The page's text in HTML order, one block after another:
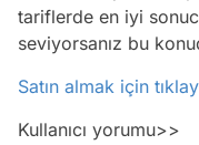
tariflerde en iyi
seviyorsanız bu
Satın almak için
Kullanıcı yorumu>>